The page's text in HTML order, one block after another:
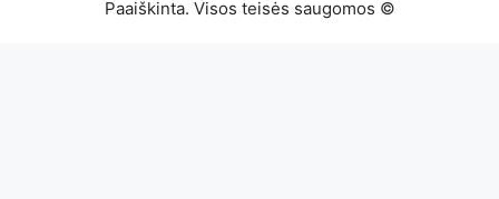
Paaiškinta. Visos teisės saugomos ©